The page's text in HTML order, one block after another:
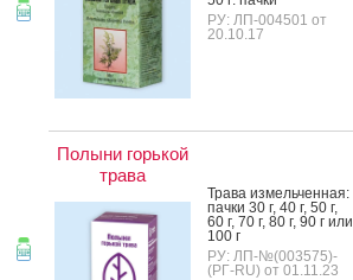
РУ: ЛП-004501 от
20.10.17
Полыни горькой
трава
Тра­ва из­мель­чен­ная:
пач­ки 30 г, 40 г, 50 г,
60 г, 70 г, 80 г, 90 г или
100 г
РУ: ЛП-№(003575)-
(РГ-RU) от 01.11.23